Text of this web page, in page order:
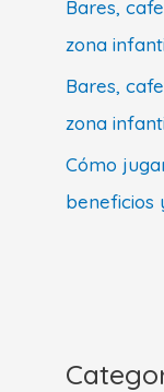
Bares,
zona
Bares,
zona
Cómo
beneficios